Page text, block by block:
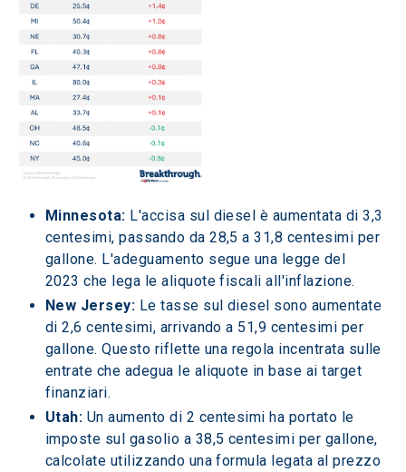
Minnesota: L'accisa sul diesel è aumentata di 3,3
centesimi, passando da 28,5 a 31,8 centesimi per
gallone. L'adeguamento segue una legge del
2023 che lega le aliquote fiscali all'inflazione.
New Jersey: Le tasse sul diesel sono aumentate
di 2,6 centesimi, arrivando a 51,9 centesimi per
gallone. Questo riflette una regola incentrata sulle
entrate che adegua le aliquote in base ai target
finanziari.
Utah: Un aumento di 2 centesimi ha portato le
imposte sul gasolio a 38,5 centesimi per gallone,
calcolate utilizzando una formula legata al prezzo